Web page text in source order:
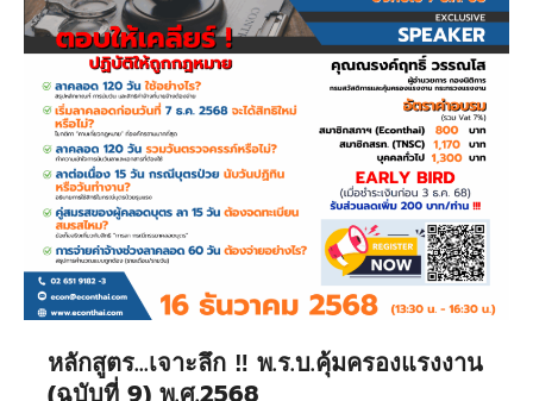
หลักสูตร…เจาะลึก ‼️ พ.ร.บ.คุ้มครองแรงงาน